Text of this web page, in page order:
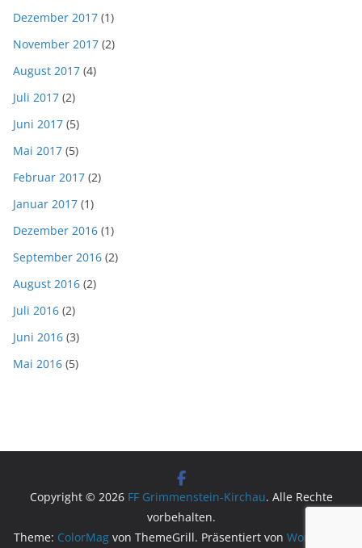
Dezember 2017 (1)
November 2017 (2)
August 2017 (4)
Juli 2017 (2)
Juni 2017 (5)
Mai 2017 (5)
Februar 2017 (2)
Januar 2017 (1)
Dezember 2016 (1)
September 2016 (2)
August 2016 (2)
Juli 2016 (2)
Juni 2016 (3)
Mai 2016 (5)
Copyright © 2026 FF Grimmenstein-Kirchau. Alle Rechte
vorbehalten.
Theme: ColorMag von ThemeGrill. Präsentiert von WordPress